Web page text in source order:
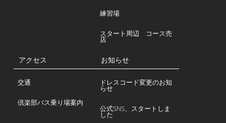
練習場
スタート周辺 コース売
店
アクセス
交通
倶楽部バス乗り場案内
お知らせ
ドレスコード変更のお知
らせ
公式SNS、スタートしま
した